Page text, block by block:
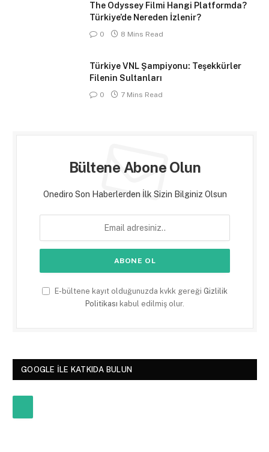
The Odyssey Filmi Hangi Platformda?
Türkiye’de Nereden İzlenir?
0 8 Mins Read
Türkiye VNL Şampiyonu: Teşekkürler
Filenin Sultanları
0 7 Mins Read
Bültene Abone Olun
Onediro Son Haberlerden İlk Sizin Bilginiz Olsun
E-bültene kayıt olduğunuzda kvkk gereği Gizlilik
Politikası kabul edilmiş olur.
GOOGLE ILE KATKIDA BULUN